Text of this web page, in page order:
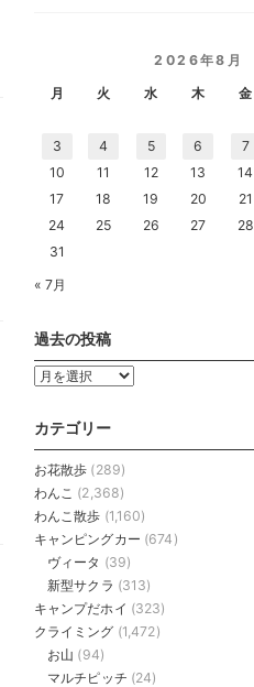
2026年8月
月
火 水 木 金
« 7月
3
4 5 6 7
10
11 12 13 14
17
18 19 20 21
24
25 26 27 28
31
過去の投稿
過
の
稿
カテゴリー
お花散歩 (289)
わんこ (2,368)
わんこ散歩 (1,160)
キャンピングカー (674)
ヴィータ (39)
新型サクラ (313)
キャンプだホイ (323)
クライミング (1,472)
お山 (94)
マルチピッチ (24)